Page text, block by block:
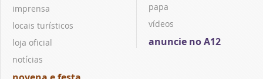
imprensa
locais turísticos
loja oficial
notícias
papa
vídeos
anuncie no A12